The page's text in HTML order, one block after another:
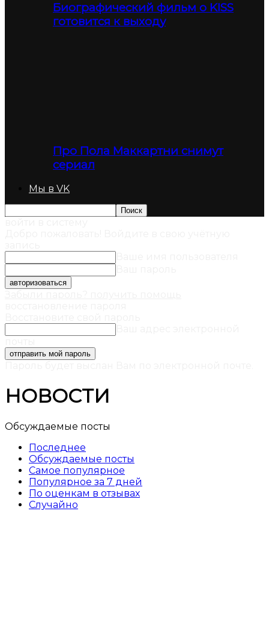
Биографический фильм о KISS
готовится к выходу
Про Пола Маккартни снимут
сериал
Мы в VK
НОВОСТИ
Обсуждаемые посты
Последнее
Обсуждаемые посты
Самое популярное
Популярное за 7 дней
По оценкам в отзывах
Случайно